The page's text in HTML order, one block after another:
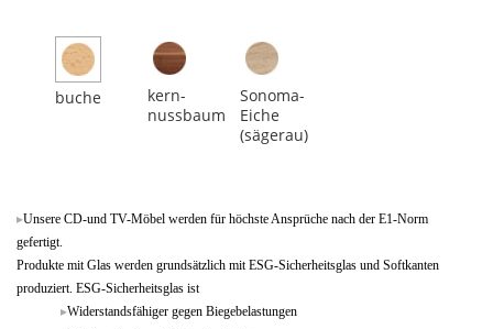
buche
kern-
nussbaum
Sonoma-
Eiche
(sägerau)
Unsere CD-und TV-Möbel werden für höchste Ansprüche nach der E1-Norm
gefertigt.
Produkte mit Glas werden grundsätzlich mit ESG-Sicherheitsglas und Softkanten
produziert. ESG-Sicherheitsglas ist
Widerstandsfähiger gegen Biegebelastungen